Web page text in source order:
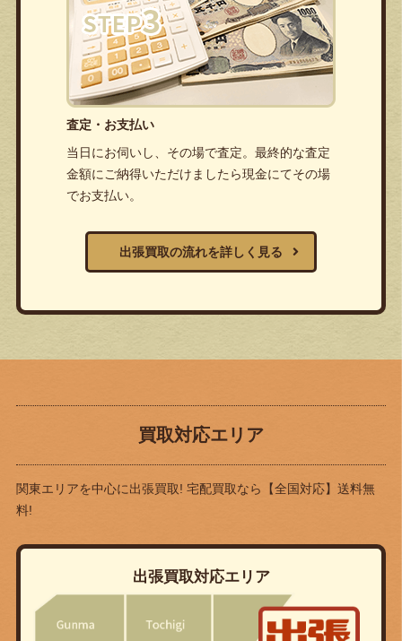
査定・お支払い
当日にお伺いし、その場で査定。最終的な査定
金額にご納得いただけましたら現金にてその場
でお支払い。
出張買取の流れを詳しく見る
買取対応エリア
関東エリアを中心に出張買取! 宅配買取なら
【全国対応】送料無
料!
出張買取対応エリア